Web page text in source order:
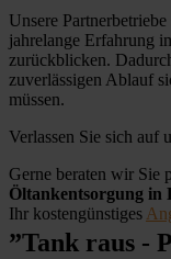
Unsere
jahrelange Erfahrung
zurückblicken.
zuverlässigen Ablauf
müssen.
Verlassen Sie sich auf
Gerne beraten wir Sie
Öltankentsorgung in
Ihr kostengünstiges
”Tank raus -